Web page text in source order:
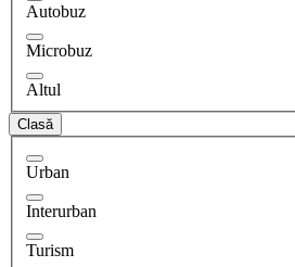
Autobuz
Microbuz
Altul
Clasă
Urban
Interurban
Turism